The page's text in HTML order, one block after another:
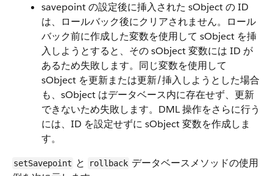
savepoint の設定後に挿入された sObject の ID
は、ロールバック後にクリアされません。ロール
バック前に作成した変数を使用して sObject を挿
入しようとすると、その sObject 変数には ID が
あるため失敗します。同じ変数を使用して
sObject を更新または更新/挿入しようとした場合
も、sObject はデータベース内に存在せず、更新
できないため失敗します。DML 操作をさらに行う
には、ID を設定せずに sObject 変数を作成しま
す。
setSavepoint と rollback データベースメソッドの使用